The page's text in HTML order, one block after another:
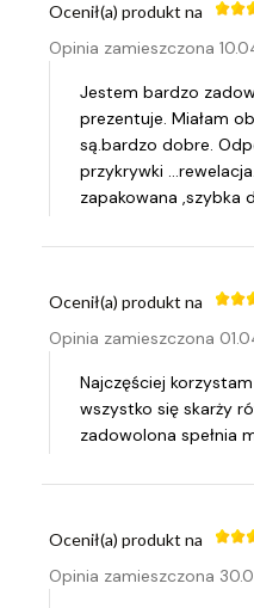
Ocenił(a) produkt na
Opinia zamieszczona
Jestem bardzo
prezentuje. Miałam
są.bardzo dobre.
przykrywki
zapakowana ,szybka
Ocenił(a) produkt na
Opinia zamieszczona
Najczęściej
wszystko się skarży
zadowolona spełnia
Ocenił(a) produkt na
Opinia zamieszczona